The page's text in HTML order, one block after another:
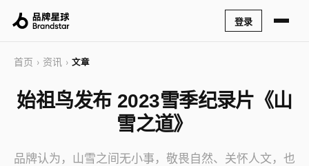
登录
首页 › 资讯 › 文章
始祖鸟发布 2023雪季纪录片《山
雪之道》
品牌认为，山雪之间无小事，敬畏自然、关怀人文，也